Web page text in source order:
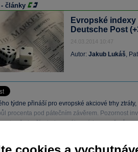
- články
Evropské
Deutsche Post
24.03.2014 10:47
Autor: Jakub Lukáš,
týdne přináší pro evropské akciové trhy
procenta pod pátečním závěrem. Pozornost
a to především indexy nákupních manažerů.